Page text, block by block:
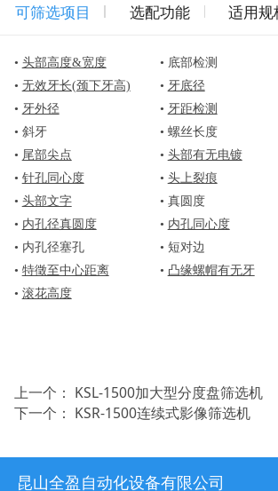
可筛选项目 选配功能 适用规
• 头部高度&宽度 • 底部检测
• 无效牙长(颈下牙高) • 牙底径
• 牙外径 • 牙距检测
• 斜牙
• 螺丝长度
• 尾部尖点 • 头部有无电镀
• 针孔同心度 • 头上裂痕
• 头部文字 • 真圆度
• 内孔径真圆度 • 内孔同心度
• 内孔径塞孔
• 短对边
• 特徵至中心距离 • 凸缘螺帽有无牙
• 滚花高度
上一个： KSL-1500加大型分度盘筛选机
下一个： KSR-1500连续式影像筛选机
昆山全盈自动化设备有限公司